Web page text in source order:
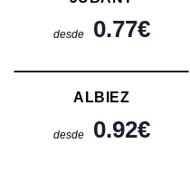
desde 0.77€
ALBIEZ
desde 0.92€